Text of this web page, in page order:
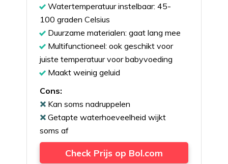
Watertemperatuur instelbaar: 45-
100 graden Celsius
Duurzame materialen: gaat lang mee
Multifunctioneel: ook geschikt voor
juiste temperatuur voor babyvoeding
Maakt weinig geluid
Cons:
Kan soms nadruppelen
Getapte waterhoeveelheid wijkt
soms af
Check Prijs op Bol.com